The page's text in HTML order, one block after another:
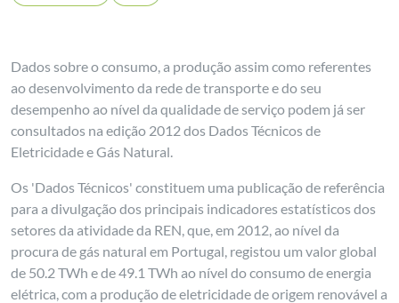
Dados sobre o consumo, a produção assim como referentes
ao desenvolvimento da rede de transporte e do seu
desempenho ao nível da qualidade de serviço podem já ser
consultados na edição 2012 dos Dados Técnicos de
Eletricidade e Gás Natural.
Os 'Dados Técnicos' constituem uma publicação de referência
para a divulgação dos principais indicadores estatísticos dos
setores da atividade da REN, que, em 2012, ao nível da
procura de gás natural em Portugal, registou um valor global
de 50.2 TWh e de 49.1 TWh ao nível do consumo de energia
elétrica, com a produção de eletricidade de origem renovável a